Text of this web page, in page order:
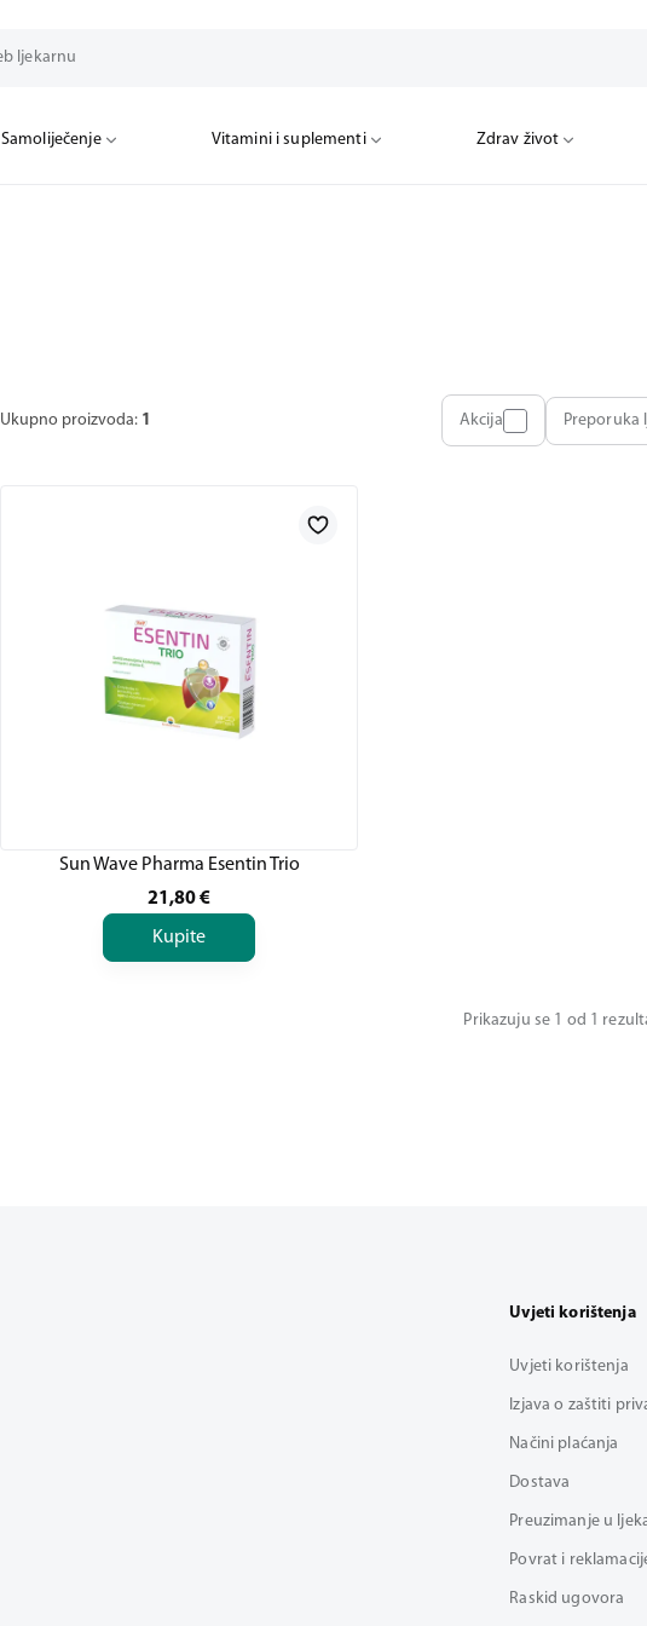
Samoliječenje Vitamini i suplementi Zdrav život
Ukupno proizvoda: 1 Akcija Preporuka
Sun Wave Pharma Esentin Trio
21,80€
Kupite
Prikazuju se 1 od 1
Uvjeti korištenja
Uvjeti korištenja
Izjava o zaštiti
Načini plaćanja
Dostava
Preuzimanje u
Povrat i
Raskid ugovora